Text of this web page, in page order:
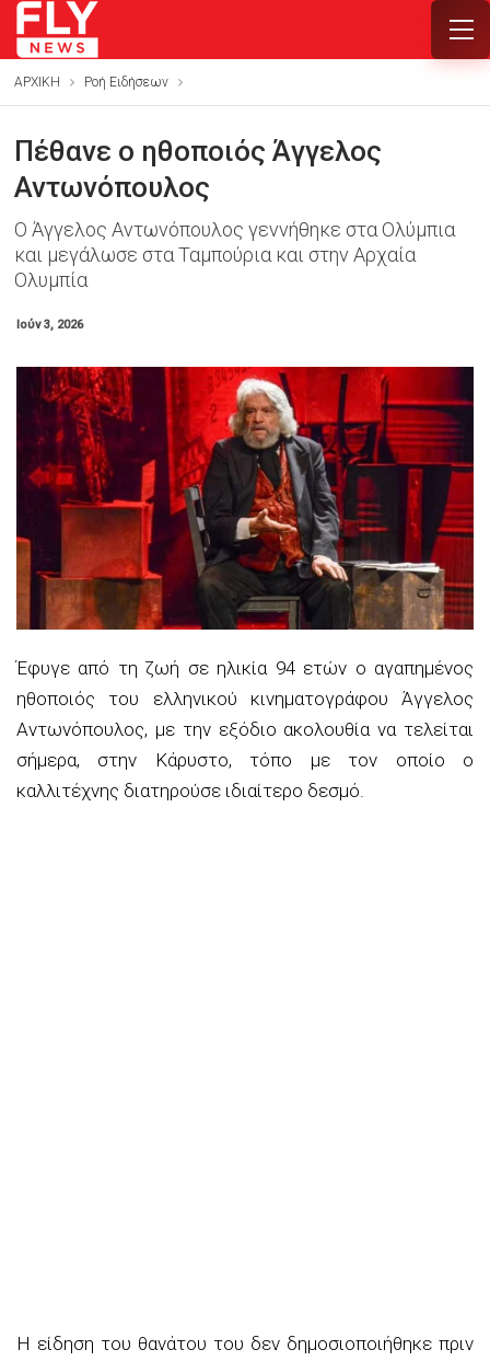
ΑΡΧΙΚΗ Ροή Ειδήσεων
Πέθανε ο ηθοποιός Άγγελος
Αντωνόπουλος
Ο Άγγελος Αντωνόπουλος γεννήθηκε στα Ολύμπια
και μεγάλωσε στα Ταμπούρια και στην Αρχαία
Ολυμπία
Ιούν 3, 2026
Έφυγε από τη ζωή σε ηλικία 94 ετών ο αγαπημένος
ηθοποιός του ελληνικού κινηματογράφου Άγγελος
Αντωνόπουλος, με την εξόδιο ακολουθία να τελείται
σήμερα, στην Κάρυστο, τόπο με τον οποίο ο
καλλιτέχνης διατηρούσε ιδιαίτερο δεσμό.
Η είδηση του θανάτου του δεν δημοσιοποιήθηκε πριν